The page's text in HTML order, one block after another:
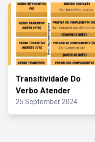
Transitividade Do
Verbo Atender
25 September 2024